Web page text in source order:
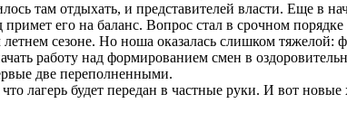
там отдыхать, и представителей власти. Еще в
примет его на баланс. Вопрос стал в срочном
сезоне. Но ноша оказалась слишком тяжелой:
работу над формированием смен в
две переполненными.
лагерь будет передан в частные руки. И вот